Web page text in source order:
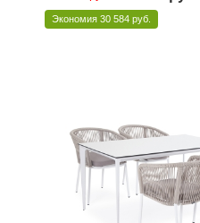
Арт.: MAL-CMIL4T1-5-SET beige
Экономия 30 584 руб.